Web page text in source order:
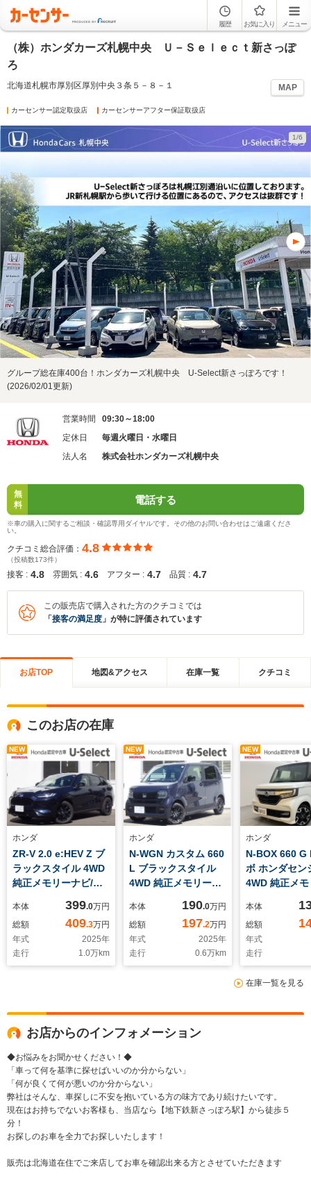
履歴 お気に入り メニュー
（株）ホンダカーズ札幌中央 Ｕ－Ｓｅｌｅｃｔ新さっぽ
ろ
北海道札幌市厚別区厚別中央３条５－８－１ MAP
カーセンサー認定取扱店 カーセンサーアフター保証取扱店
1/6
グループ総在庫400台！ホンダカーズ札幌中央 U-Select新さっぽろです！
(2026/02/01更新)
営業時間
09:30～18:00
定休日
毎週火曜日・水曜日
法人名
株式会社ホンダカーズ札幌中央
無
料
電話する
※車の購入に関するご相談・確認専用ダイヤルです。その他のお問い合わせはご遠慮くださ
い。
クチコミ総合評価： 4.8
（投稿数173件）
接客 : 4.8 雰囲気 : 4.6 アフター : 4.7 品質 : 4.7
この販売店で購入された方のクチコミでは
「 接客の満足度 」が特に評価されています
お店TOP 地図&アクセス 在庫一覧 クチコミ
このお店の在庫
NEW
ホンダ
ZR-V 2.0 e:HEV Z ブ
ラックスタイル 4WD
純正メモリーナビ/マ
ラ/Bluetooth機能/ホ
ンダコネクト対
応/ETC/シートヒータ
ー/電動リヤゲート/オ
ートハイビーム/純正
本体 399.0万円
総額
409.3万円
年式
2025年
走行
1.0万km
NEW
ホンダ
N-WGN カスタム 660
L ブラックスタイル
4WD 純正メモリーナ
TV/Bluetooth機能/バ
ックカメラ/ETC/純正
ドライブレコーダー/
シートヒーター/ホン
ダセンシング
本体 190.0万円
総額
197.2万円
年式
2025年
走行
0.6万km
NEW
ホンダ
N-BOX 660 G
ボ ホンダセン
4WD 純正メ
TV/Bluetooth
ックカメラ/純
イブレコーダ
エンジンスタ
ー/ETC/シー
ー/ホンダセン
本体
総額
年式
走行
在庫一覧を見る
お店からのインフォメーション
◆お悩みをお聞かせください！◆
「車って何を基準に探せばいいのか分からない」
「何が良くて何が悪いのか分からない」
弊社はそんな、車探しに不安を抱いている方の味方であり続けたいです。
現在はお持ちでないお客様も、当店なら【地下鉄新さっぽろ駅】から徒歩５
分！
お探しのお車を全力でお探しいたします！
販売は北海道在住でご来店してお車を確認出来る方とさせていただきます